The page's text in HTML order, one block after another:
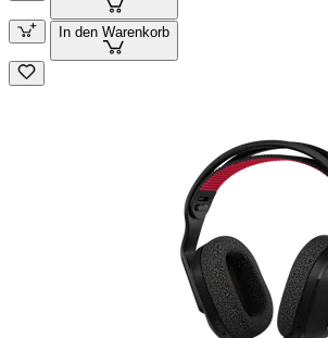
In den Warenkorb